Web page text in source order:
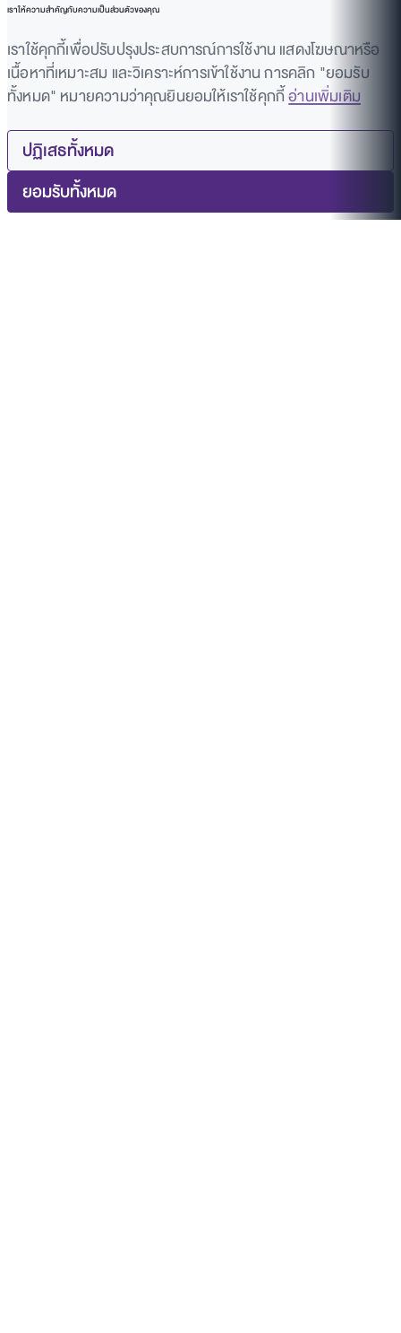
เราให้ความสำคัญกับความเป็นส่วนตัวของคุณ
เราใช้คุกกี้เพื่อปรับปรุงประสบการณ์การใช้งาน แสดงโฆษณาหรือ
เนื้อหาที่เหมาะสม และวิเคราะห์การเข้าใช้งาน การคลิก "ยอมรับ
ทั้งหมด" หมายความว่าคุณยินยอมให้เราใช้คุกกี้อ่านเพิ่มเติม
ปฏิเสธทั้งหมด
ยอมรับทั้งหมด